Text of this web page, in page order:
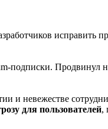
исправить
подписки. Продвинул
и невежестве
для пользователей,